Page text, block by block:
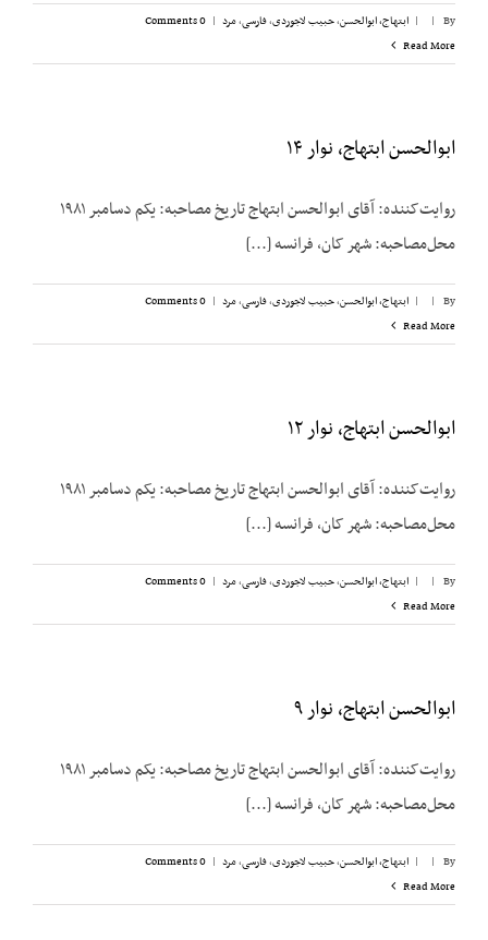
By
|
| ابتهاج، ابوالحسن,حبیب لاجوردی,فارسی,مرد |
0 Comments
Read More
ابوالحسن ابتهاج، نوار ۱۴
روایت‌کننده: آقای ابوالحسن ابتهاج تاریخ مصاحبه: یکم دسامبر ۱۹۸۱
محل‌مصاحبه: شهر کان، فرانسه [...]
By
|
| ابتهاج، ابوالحسن,حبیب لاجوردی,فارسی,مرد |
0 Comments
Read More
ابوالحسن ابتهاج، نوار ۱۲
روایت‌کننده: آقای ابوالحسن ابتهاج تاریخ مصاحبه: یکم دسامبر ۱۹۸۱
محل‌مصاحبه: شهر کان، فرانسه [...]
By
|
| ابتهاج، ابوالحسن,حبیب لاجوردی,فارسی,مرد |
0 Comments
Read More
ابوالحسن ابتهاج، نوار ۹
روایت‌کننده: آقای ابوالحسن ابتهاج تاریخ مصاحبه: یکم دسامبر ۱۹۸۱
محل‌مصاحبه: شهر کان، فرانسه [...]
By
|
| ابتهاج، ابوالحسن,حبیب لاجوردی,فارسی,مرد |
0 Comments
Read More